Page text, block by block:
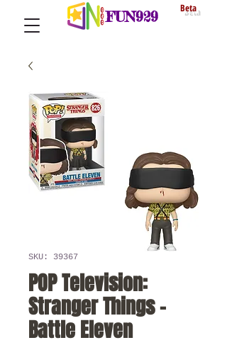
FUN929 Beta
SKU: 39367
POP Television:
Stranger Things -
Battle Eleven